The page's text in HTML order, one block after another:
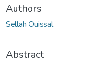
Authors
Sellah Ouissal
Abstract